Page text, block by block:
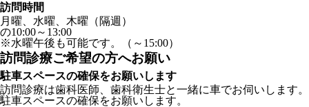
訪問時間
月曜、水曜、木曜（隔週）
の10:00～13:00
※水曜午後も可能です。（～15:00）
訪問診療ご希望の方へお願い
駐車スペースの確保をお願いします
訪問診療は歯科医師、歯科衛生士と一緒に車でお伺いします。
駐車スペースの確保をお願いします。